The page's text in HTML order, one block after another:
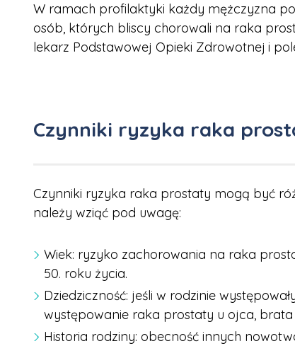
W ramach profilaktyki każdy mężczyzna
osób, których bliscy chorowali na raka
lekarz Podstawowej Opieki Zdrowotnej i
Czynniki ryzyka raka
Czynniki ryzyka raka prostaty mogą być
należy wziąć pod uwagę:
Wiek: ryzyko zachorowania na raka
50. roku życia.
Dziedziczność: jeśli w rodzinie
występowanie raka prostaty u ojca, brata
Historia rodziny: obecność innych